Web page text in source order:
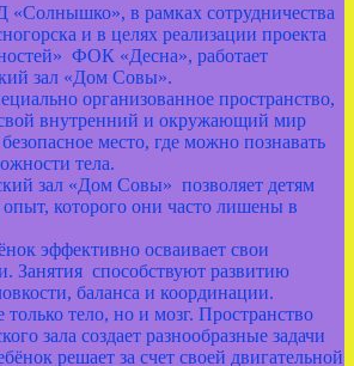
в рамках сотрудничества
и в целях реализации проекта
ФОК «Десна», работает
зал «Дом Совы».
организованное пространство,
свой внутренний и окружающий мир
место, где можно познавать
тела.
зал «Дом Совы» позволяет детям
которого они часто лишены в
эффективно осваивает свои
Занятия способствуют развитию
баланса и координации.
только тело, но и мозг. Пространство
зала создает разнообразные задачи
решает за счет своей двигательной